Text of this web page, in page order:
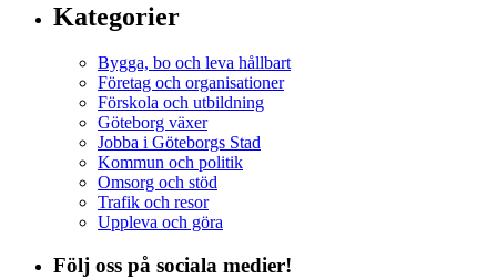
Kategorier
Bygga, bo och leva hållbart
Företag och organisationer
Förskola och utbildning
Göteborg växer
Jobba i Göteborgs Stad
Kommun och politik
Omsorg och stöd
Trafik och resor
Uppleva och göra
Följ oss på sociala medier!